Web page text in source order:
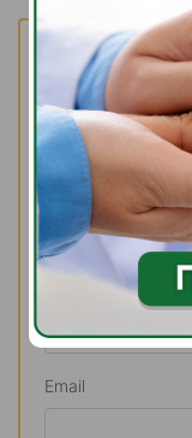
Вакансии
Вы можете
форме, мы
*
Телефон
Email